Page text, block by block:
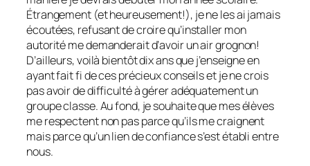
Étrangement (et heureusement!), je ne les ai jamais
écoutées, refusant de croire qu’installer mon
autorité me demanderait d’avoir un air grognon!
D’ailleurs, voilà bientôt dix ans que j’enseigne en
ayant fait fi de ces précieux conseils et je ne crois
pas avoir de difficulté à gérer adéquatement un
groupe classe. Au fond, je souhaite que mes élèves
me respectent non pas parce qu’ils me craignent
mais parce qu’un lien de confiance s’est établi entre
nous.